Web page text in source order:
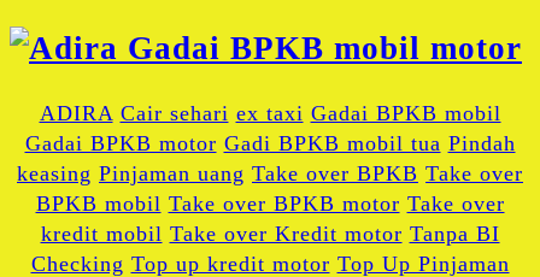
ADIRA Cair sehari ex taxi Gadai BPKB mobil
Gadai BPKB motor Gadi BPKB mobil tua Pindah
keasing Pinjaman uang Take over BPKB Take over
BPKB mobil Take over BPKB motor Take over
kredit mobil Take over Kredit motor Tanpa BI
Checking Top up kredit motor Top Up Pinjaman